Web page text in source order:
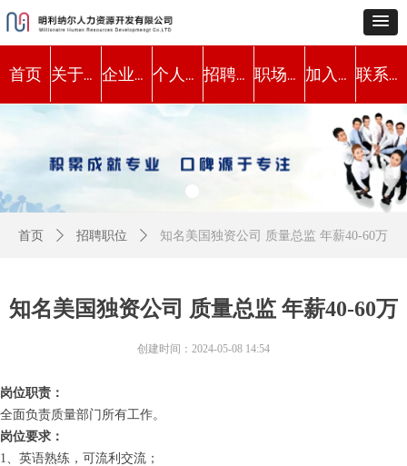
首页 关于我们 企业服务 个人服务 招聘职位 职场动态 加入我们 联系方式
首页 ꄲ 招聘职位 ꄲ 知名美国独资公司 质量总监 年薪40-60万
知名美国独资公司 质量总监 年薪40-60万
岗位职责：
全面负责质量部门所有工作。
岗位要求：
1、英语熟练，可流利交流；
创建时间： 2024-05-08 14:54